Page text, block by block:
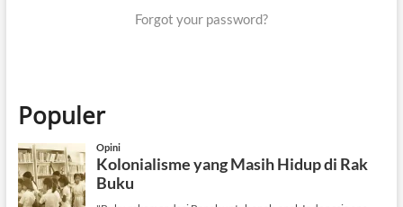
Forgot your password?
Populer